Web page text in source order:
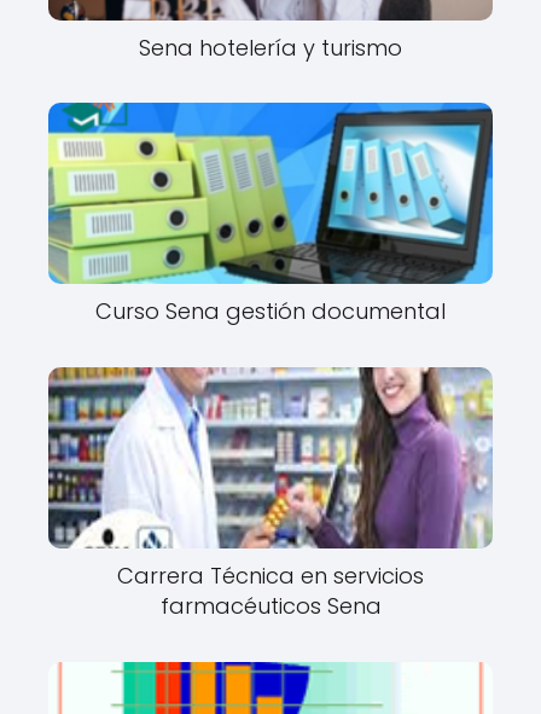
Sena hotelería y turismo
Curso Sena gestión documental
Carrera Técnica en servicios
farmacéuticos Sena